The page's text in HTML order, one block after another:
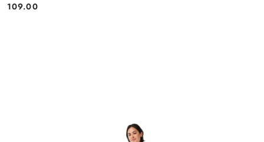
Cena:
109.00